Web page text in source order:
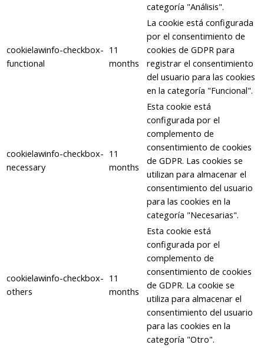
categoría "Análisis".
cookielawinfo-checkbox-
functional
11
months
La cookie está configurada
por el consentimiento de
cookies de GDPR para
registrar el consentimiento
del usuario para las cookies
en la categoría "Funcional".
cookielawinfo-checkbox-
necessary
11
months
Esta cookie está
configurada por el
complemento de
consentimiento de cookies
de GDPR. Las cookies se
utilizan para almacenar el
consentimiento del usuario
para las cookies en la
categoría "Necesarias".
cookielawinfo-checkbox-
others
11
months
Esta cookie está
configurada por el
complemento de
consentimiento de cookies
de GDPR. La cookie se
utiliza para almacenar el
consentimiento del usuario
para las cookies en la
categoría "Otro".